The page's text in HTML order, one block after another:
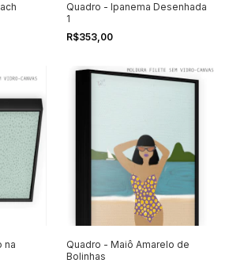
Quadro - Ipanema Desenhada
1
R$353,00
na
Quadro - Maiô Amarelo de
Bolinhas